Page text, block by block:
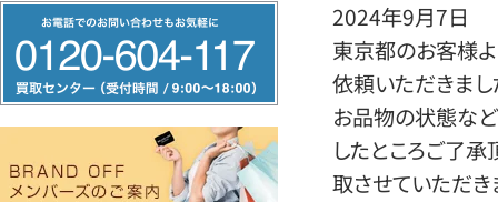
リ
ー
ヤ
2024年9月7日
東京都のお客様
依頼いただきまし
お品物の状態など
したところご了
取させていただき